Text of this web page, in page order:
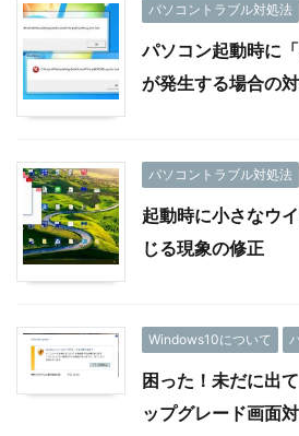
パソコントラブル対処法
パソコン起動時に
が発生する場合の
パソコントラブル対処法
起動時に小さなウ
じる現象の修正
Windows10について
困った！未だに出
ップグレード画面